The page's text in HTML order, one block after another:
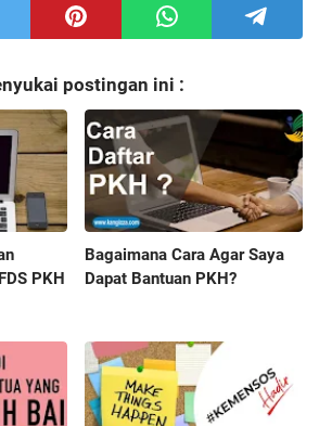
postingan ini :
PKH
Bagaimana Cara Agar Saya
Dapat Bantuan PKH?